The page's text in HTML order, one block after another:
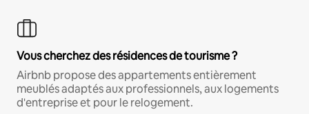
Vous cherchez des résidences de tourisme ?
Airbnb propose des appartements entièrement
meublés adaptés aux professionnels, aux logements
d'entreprise et pour le relogement.